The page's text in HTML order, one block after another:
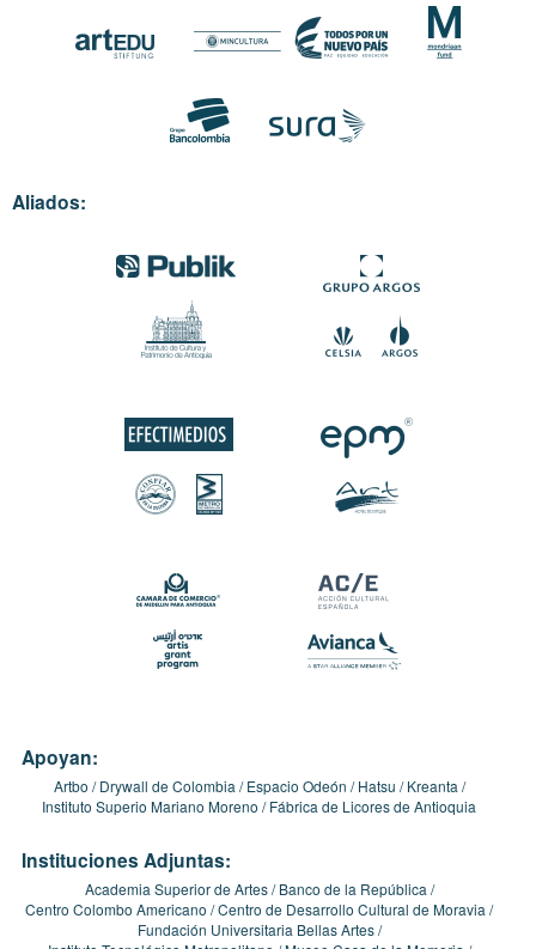
Aliados:
Apoyan:
Artbo Drywall de Colombia Espacio Odeón Hatsu
Kreanta
Instituto Superio Mariano Moreno
Fábrica de Licores de Antioquia
Instituciones Adjuntas:
Academia Superior de Artes
Banco de la República
Centro Colombo Americano Centro de Desarrollo Cultural de Moravia
Fundación Universitaria Bellas Artes